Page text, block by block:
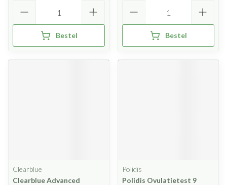
Bestel Bestel
Clearblue
Clearblue Advanced
Polidis
Polidis Ovulatietest 9